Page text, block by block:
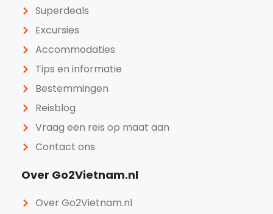
Superdeals
Excursies
Accommodaties
Tips en informatie
Bestemmingen
Reisblog
Vraag een reis op maat aan
Contact ons
Over Go2Vietnam.nl
Over Go2Vietnam.nl